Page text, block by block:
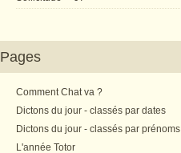
Pages
Comment Chat va ?
Dictons du jour - classés par dates
Dictons du jour - classés par prénoms
L'année Totor